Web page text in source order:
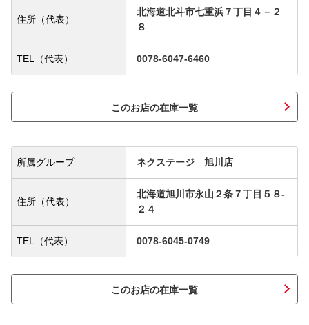
住所（代表）
北海道北斗市七重浜７丁目４－２
８
TEL（代表） 0078-6047-6460
このお店の在庫一覧
所属グループ ネクステージ 旭川店
住所（代表）
北海道旭川市永山２条７丁目５８‐
２４
TEL（代表） 0078-6045-0749
このお店の在庫一覧